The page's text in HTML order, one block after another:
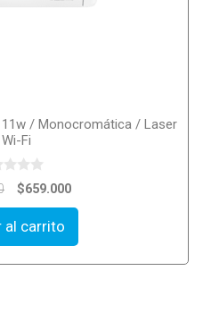
/ Monocromática / Laser
Fi
$659.000
al carrito